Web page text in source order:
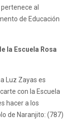
al
de Educación
la Escuela Rosa
Luz Zayas es
con la Escuela
hacer a los
de Naranjito: (787)